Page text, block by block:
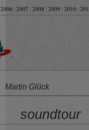
2006 2007 2008 2009 2010
Martin Glück
soundtour